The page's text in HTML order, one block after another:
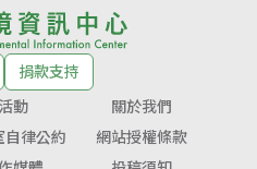
捐款支持
活動
關於我們
自律公約
網站授權條款